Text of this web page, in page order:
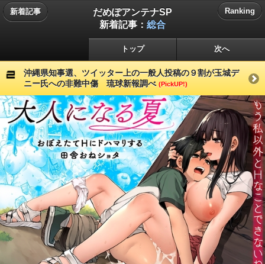
新着記事
だめぽアンテナSP
新着記事： 総合
Ranking
トップ 次へ
沖縄県知事選、ツイッター上の一般人投稿の９割が玉城デ
ニー氏への非難中傷 琉球新報調べ (PickUP!)